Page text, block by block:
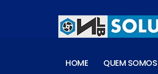
HOME QUEM SOMOS